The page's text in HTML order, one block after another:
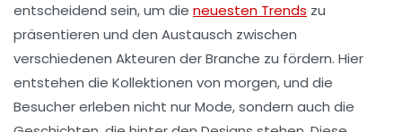
entscheidend sein, um die neuesten Trends zu
präsentieren und den Austausch zwischen
verschiedenen Akteuren der Branche zu fördern. Hier
entstehen die Kollektionen von morgen, und die
Besucher erleben nicht nur Mode, sondern auch die